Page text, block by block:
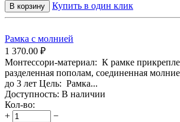
В корзину Купить в один клик
Рамка с молнией
1 370.00 ₽
Монтессори-материал: К рамке
разделенная пополам, соединенная
до 3 лет Цель: Рамка...
Доступность: В наличии
Кол-во:
+
−